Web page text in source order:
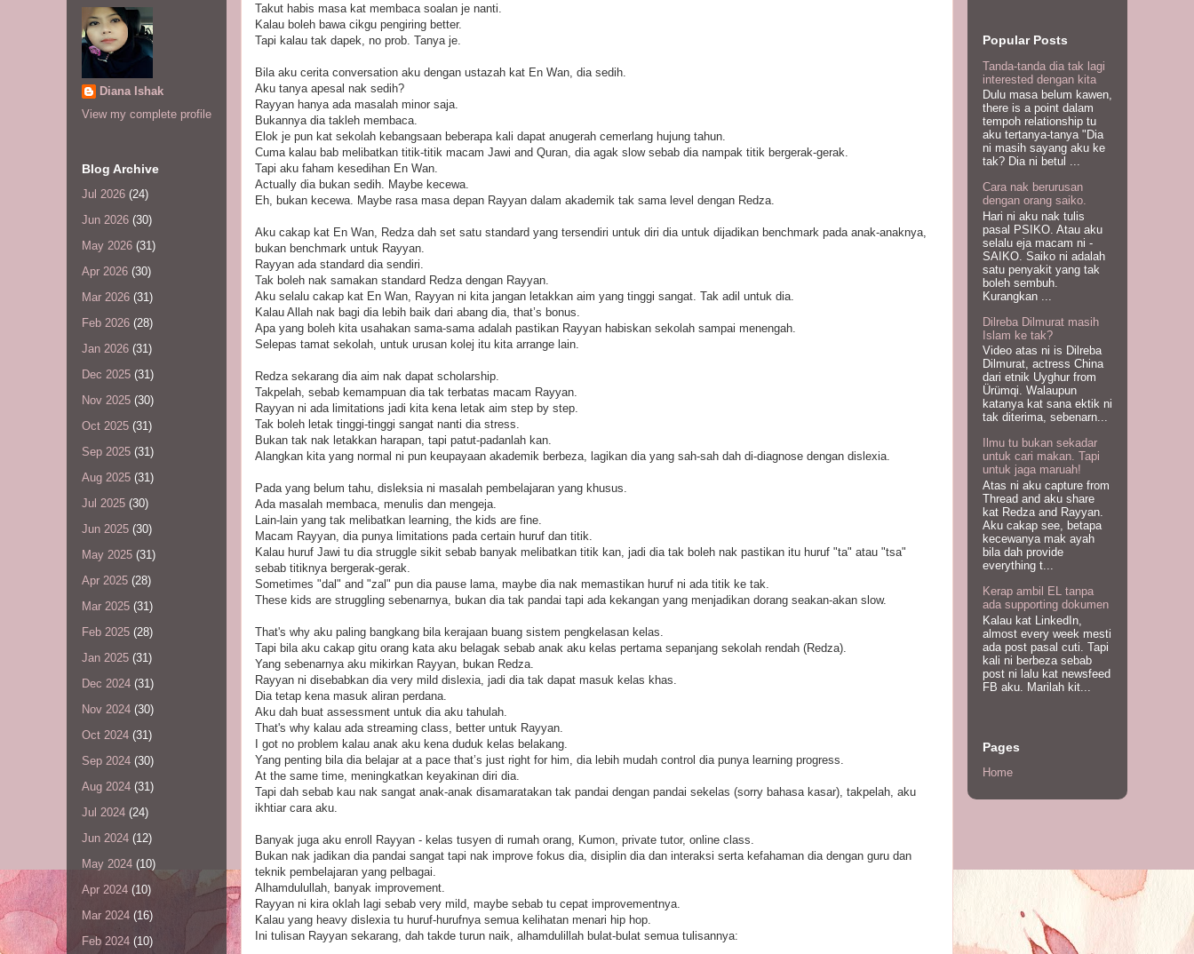
Takut habis masa kat membaca soalan je nanti.
Kalau boleh bawa cikgu pengiring better.
Tapi kalau tak dapek, no prob. Tanya je.
Bila aku cerita conversation aku dengan ustazah kat En Wan, dia sedih.
Aku tanya apesal nak sedih?
Rayyan hanya ada masalah minor saja.
Bukannya dia takleh membaca.
Elok je pun kat sekolah kebangsaan beberapa kali dapat anugerah cemerlang hujung tahun.
Cuma kalau bab melibatkan titik-titik macam Jawi and Quran, dia agak slow sebab dia nampak titik bergerak-gerak.
Tapi aku faham kesedihan En Wan.
Actually dia bukan sedih. Maybe kecewa.
Eh, bukan kecewa. Maybe rasa masa depan Rayyan dalam akademik tak sama level dengan Redza.
Aku cakap kat En Wan, Redza dah set satu standard yang tersendiri untuk diri dia untuk dijadikan benchmark pada anak-anaknya,
bukan benchmark untuk Rayyan.
Rayyan ada standard dia sendiri.
Tak boleh nak samakan standard Redza dengan Rayyan.
Aku selalu cakap kat En Wan, Rayyan ni kita jangan letakkan aim yang tinggi sangat. Tak adil untuk dia.
Kalau Allah nak bagi dia lebih baik dari abang dia, that’s bonus.
Apa yang boleh kita usahakan sama-sama adalah pastikan Rayyan habiskan sekolah sampai menengah.
Selepas tamat sekolah, untuk urusan kolej itu kita arrange lain.
Redza sekarang dia aim nak dapat scholarship.
Takpelah, sebab kemampuan dia tak terbatas macam Rayyan.
Rayyan ni ada limitations jadi kita kena letak aim step by step.
Tak boleh letak tinggi-tinggi sangat nanti dia stress.
Bukan tak nak letakkan harapan, tapi patut-padanlah kan.
Alangkan kita yang normal ni pun keupayaan akademik berbeza, lagikan dia yang sah-sah dah di-diagnose dengan dislexia.
Pada yang belum tahu, disleksia ni masalah pembelajaran yang khusus.
Ada masalah membaca, menulis dan mengeja.
Lain-lain yang tak melibatkan learning, the kids are fine.
Macam Rayyan, dia punya limitations pada certain huruf dan titik.
Kalau huruf Jawi tu dia struggle sikit sebab banyak melibatkan titik kan, jadi dia tak boleh nak pastikan itu huruf "ta" atau "tsa"
sebab titiknya bergerak-gerak.
Sometimes "dal" and "zal" pun dia pause lama, maybe dia nak memastikan huruf ni ada titik ke tak.
These kids are struggling sebenarnya, bukan dia tak pandai tapi ada kekangan yang menjadikan dorang seakan-akan slow.
That's why aku paling bangkang bila kerajaan buang sistem pengkelasan kelas.
Tapi bila aku cakap gitu orang kata aku belagak sebab anak aku kelas pertama sepanjang sekolah rendah (Redza).
Yang sebenarnya aku mikirkan Rayyan, bukan Redza.
Rayyan ni disebabkan dia very mild dislexia, jadi dia tak dapat masuk kelas khas.
Dia tetap kena masuk aliran perdana.
Aku dah buat assessment untuk dia aku tahulah.
That's why kalau ada streaming class, better untuk Rayyan.
I got no problem kalau anak aku kena duduk kelas belakang.
Yang penting bila dia belajar at a pace that’s just right for him, dia lebih mudah control dia punya learning progress.
At the same time, meningkatkan keyakinan diri dia.
Tapi dah sebab kau nak sangat anak-anak disamaratakan tak pandai dengan pandai sekelas (sorry bahasa kasar), takpelah, aku
ikhtiar cara aku.
Banyak juga aku enroll Rayyan - kelas tusyen di rumah orang, Kumon, private tutor, online class.
Bukan nak jadikan dia pandai sangat tapi nak improve fokus dia, disiplin dia dan interaksi serta kefahaman dia dengan guru dan
teknik pembelajaran yang pelbagai.
Alhamdulullah, banyak improvement.
Rayyan ni kira oklah lagi sebab very mild, maybe sebab tu cepat improvementnya.
Kalau yang heavy dislexia tu huruf-hurufnya semua kelihatan menari hip hop.
Ini tulisan Rayyan sekarang, dah takde turun naik, alhamdulillah bulat-bulat semua tulisannya:
Diana Ishak
View my complete profile
Blog Archive
Jul 2026 (24)
Jun 2026 (30)
May 2026 (31)
Apr 2026 (30)
Mar 2026 (31)
Feb 2026 (28)
Jan 2026 (31)
Dec 2025 (31)
Nov 2025 (30)
Oct 2025 (31)
Sep 2025 (31)
Aug 2025 (31)
Jul 2025 (30)
Jun 2025 (30)
May 2025 (31)
Apr 2025 (28)
Mar 2025 (31)
Feb 2025 (28)
Jan 2025 (31)
Dec 2024 (31)
Nov 2024 (30)
Oct 2024 (31)
Sep 2024 (30)
Aug 2024 (31)
Jul 2024 (24)
Jun 2024 (12)
May 2024 (10)
Apr 2024 (10)
Mar 2024 (16)
Feb 2024 (10)
Popular Posts
Tanda-tanda dia tak lagi
interested dengan kita
Dulu masa belum kawen,
there is a point dalam
tempoh relationship tu
aku tertanya-tanya "Dia
ni masih sayang aku ke
tak? Dia ni betul ...
Cara nak berurusan
dengan orang saiko.
Hari ni aku nak tulis
pasal PSIKO. Atau aku
selalu eja macam ni -
SAIKO. Saiko ni adalah
satu penyakit yang tak
boleh sembuh.
Kurangkan ...
Dilreba Dilmurat masih
Islam ke tak?
Video atas ni is Dilreba
Dilmurat, actress China
dari etnik Uyghur from
Ürümqi. Walaupun
katanya kat sana ektik ni
tak diterima, sebenarn...
Ilmu tu bukan sekadar
untuk cari makan. Tapi
untuk jaga maruah!
Atas ni aku capture from
Thread and aku share
kat Redza and Rayyan.
Aku cakap see, betapa
kecewanya mak ayah
bila dah provide
everything t...
Kerap ambil EL tanpa
ada supporting dokumen
Kalau kat LinkedIn,
almost every week mesti
ada post pasal cuti. Tapi
kali ni berbeza sebab
post ni lalu kat newsfeed
FB aku. Marilah kit...
Pages
Home